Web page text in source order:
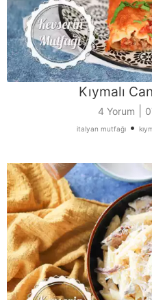
Kıymalı
4 Yorum
italyan mutfağı •